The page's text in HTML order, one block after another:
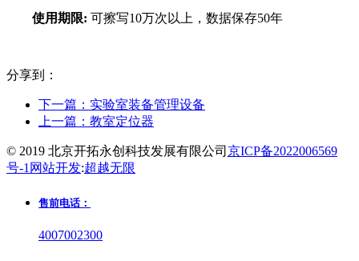
使用期限: 可擦写10万次以上，数据保存50年
分享到：
下一篇： 实验室装备管理设备
上一篇： 教室定位器
© 2019 北京开拓永创科技发展有限公司 京ICP备2022006569
号-1 网站开发:超越无限
售前电话：
4007002300